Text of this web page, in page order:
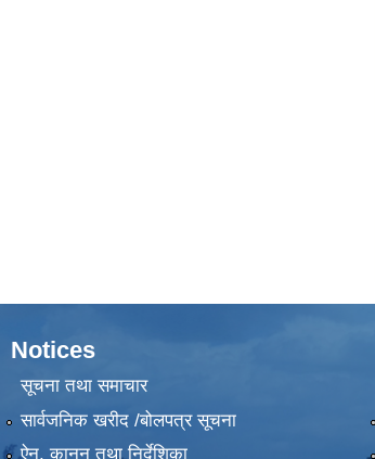
Notices
सूचना तथा समाचार
सार्वजनिक खरीद /बोलपत्र सूचना
ऐन, कानुन तथा निर्देशिका